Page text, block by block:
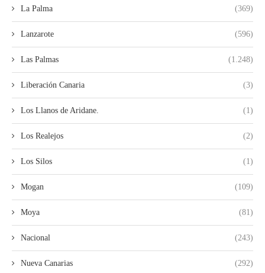
La Palma (369)
Lanzarote (596)
Las Palmas (1.248)
Liberación Canaria (3)
Los Llanos de Aridane. (1)
Los Realejos (2)
Los Silos (1)
Mogan (109)
Moya (81)
Nacional (243)
Nueva Canarias (292)